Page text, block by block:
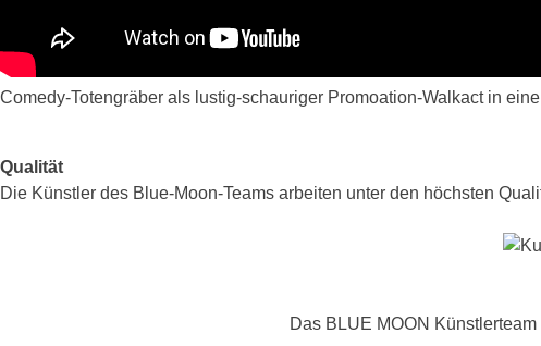
Comedy-Totengräber als lustig-schauriger Promoation-Walkact in
Qualität
Die Künstler des Blue-Moon-Teams arbeiten unter den höchsten
Das BLUE MOON